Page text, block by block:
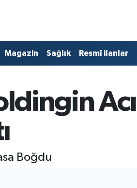
Magazin Sağlık Resmî ilanlar
Acı
Boğdu